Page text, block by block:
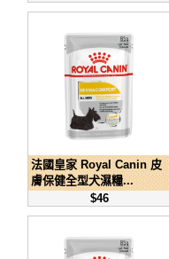
法國皇家 Royal Canin 皮
膚保健全型犬濕糧...
$46